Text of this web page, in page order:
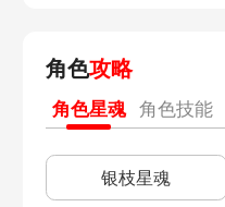
羽量级
停云养成攻略
雅利洛永冬岭
雅利洛铁卫禁区
角色攻略
角色星魂 角色技能
银枝星魂